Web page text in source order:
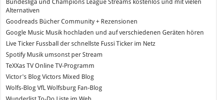
Bundesliga und Champions League Streams kostenlos und mit vielen
Alternativen
Goodreads Bücher Community + Rezensionen
Google Music Musik hochladen und auf verschiedenen Geräten hören
Live Ticker Fussball
der schnellste Fussi Ticker im Netz
SpotifyMusik umsonst per Stream
TeXXas TVOnline TV-Programm
Victor's Blog Victors Mixed Blog
Wolfs-Blog VfL Wolfsburg Fan-Blog